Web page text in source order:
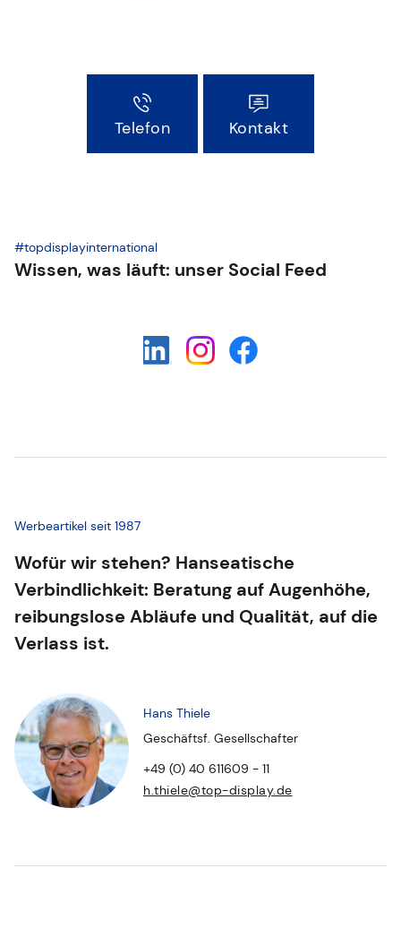
DisplayTelefon Kontakt
#topdisplayinternational
Wissen, was läuft: unser Social Feed
Werbeartikel seit 1987
Wofür wir stehen? Hanseatische
Verbindlichkeit: Beratung auf Augenhöhe,
reibungslose Abläufe und Qualität, auf die
Verlass ist.
Hans Thiele
Geschäftsf. Gesellschafter
+49 (0) 40 611609 - 11
h.thiele@top-display.de